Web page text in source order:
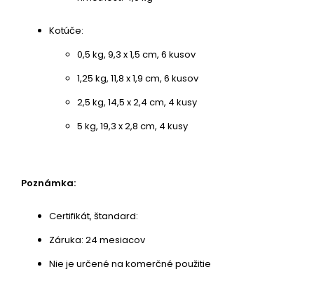
Kotúče:
0,5 kg, 9,3 x 1,5 cm, 6 kusov
1,25 kg, 11,8 x 1,9 cm, 6 kusov
2,5 kg, 14,5 x 2,4 cm, 4 kusy
5 kg, 19,3 x 2,8 cm, 4 kusy
Poznámka:
Certifikát, štandard:
Záruka: 24 mesiacov
Nie je určené na komerčné použitie